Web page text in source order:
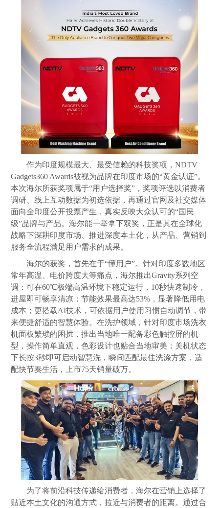
作为印度规模最大、最受信赖的科技奖项，NDTV
Gadgets360 Awards被视为品牌在印度市场的“黄金认证”。
本次海尔所获奖项属于“用户选择奖”，奖项评选以消费者
调研、线上互动数据为初选依据，再通过官网及社交媒体
面向全印度公开投票产生，真实反映大众认可的“国民
级”品牌与产品。海尔能一举拿下双奖，正是其在全球化
战略下深耕印度市场、推进深度本土化，从产品、营销到
服务全流程满足用户需求的成果。
海尔的获奖，首先在于“懂用户”。针对印度多数地区
常年高温、电价跨度大等痛点，海尔推出Gravity系列 空
调 ：可在60℃极端高温环境下稳定运行，10秒快速制冷，
进屋即可畅享清凉；节能效果最高达53%，显著降低用电
成本；更搭载AI技术，可依据用户使用习惯自动调节，带
来便捷舒适的智慧体验。在洗护领域，针对印度市场洗衣
机面板繁琐的困扰，推出当地唯一配备彩色触控屏的机
型，操作简单直观，色彩设计也贴合当地审美；关机状态
下长按3秒即可启动智慧洗，瞬间匹配最佳洗涤方案，适
配快节奏生活，上市75天销量破万。
为了将前沿科技传递给消费者，海尔在营销上选择了
贴近本土文化的沟通方式，拉近与消费者的距离。通过合